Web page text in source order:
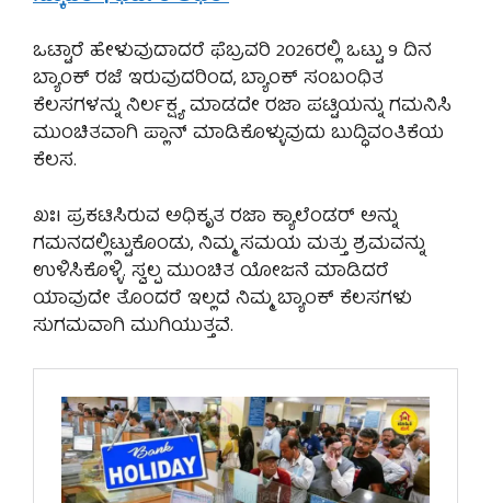
ಒಟ್ಟಾರೆ ಹೇಳುವುದಾದರೆ ಫೆಬ್ರವರಿ 2026ರಲ್ಲಿ ಒಟ್ಟು 9 ದಿನ
ಬ್ಯಾಂಕ್ ರಜೆ ಇರುವುದರಿಂದ, ಬ್ಯಾಂಕ್ ಸಂಬಂಧಿತ
ಕೆಲಸಗಳನ್ನು ನಿರ್ಲಕ್ಷ್ಯ ಮಾಡದೇ ರಜಾ ಪಟ್ಟಿಯನ್ನು ಗಮನಿಸಿ
ಮುಂಚಿತವಾಗಿ ಪ್ಲಾನ್ ಮಾಡಿಕೊಳ್ಳುವುದು ಬುದ್ಧಿವಂತಿಕೆಯ
ಕೆಲಸ.
ಖಃI ಪ್ರಕಟಿಸಿರುವ ಅಧಿಕೃತ ರಜಾ ಕ್ಯಾಲೆಂಡರ್ ಅನ್ನು
ಗಮನದಲ್ಲಿಟ್ಟುಕೊಂಡು, ನಿಮ್ಮ ಸಮಯ ಮತ್ತು ಶ್ರಮವನ್ನು
ಉಳಿಸಿಕೊಳ್ಳಿ. ಸ್ವಲ್ಪ ಮುಂಚಿತ ಯೋಜನೆ ಮಾಡಿದರೆ
ಯಾವುದೇ ತೊಂದರೆ ಇಲ್ಲದೆ ನಿಮ್ಮ ಬ್ಯಾಂಕ್ ಕೆಲಸಗಳು
ಸುಗಮವಾಗಿ ಮುಗಿಯುತ್ತವೆ.